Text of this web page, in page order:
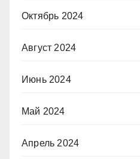
Октябрь 2024
Август 2024
Июнь 2024
Май 2024
Апрель 2024